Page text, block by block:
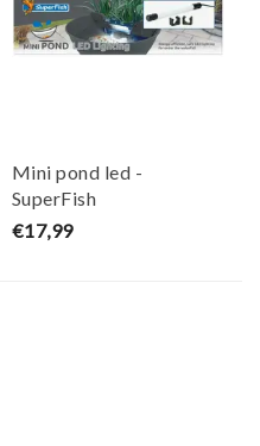
Mini pond led -
SuperFish
€17,99